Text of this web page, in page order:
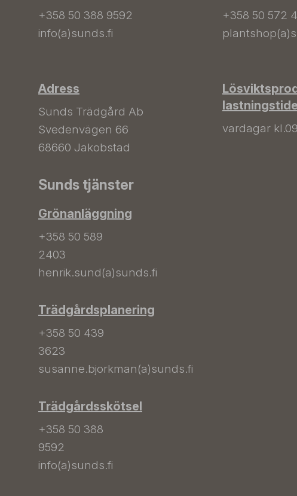
+358 50 388 9592
info(a)sunds.fi
Adress
Sunds Trädgård Ab
Svedenvägen 66
68660 Jakobstad
+358 50 572
vardagar
Sunds tjänster
Grönanläggning
+358 50 589
2403
henrik.sund(a)sunds.fi
Trädgårdsplanering
+358 50 439
3623
susanne.bjorkman(a)sunds.fi
Trädgårdsskötsel
+358 50 388
9592
info(a)sunds.fi